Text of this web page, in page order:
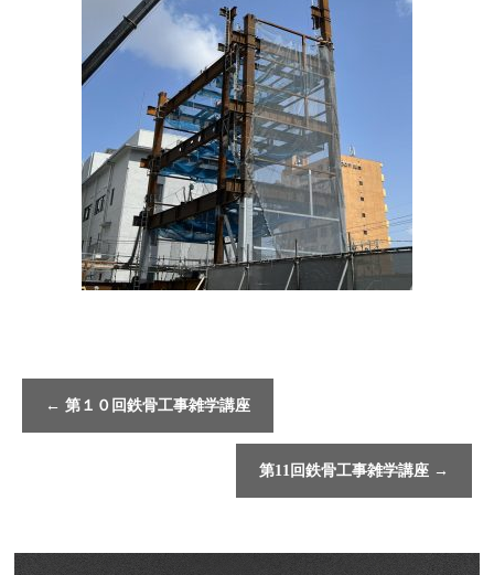
← 第１０回鉄骨工事雑学講座
第11回鉄骨工事雑学講座 →